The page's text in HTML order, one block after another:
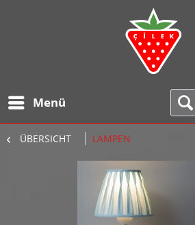
Menü
ÜBERSICHT LAMPEN